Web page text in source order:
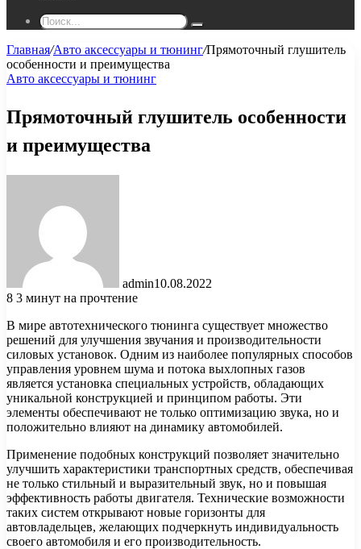
Поиск...
Главная/Авто аксессуары и тюнинг/Прямоточный глушитель
особенности и преимущества
Авто аксессуары и тюнинг
Прямоточный глушитель особенности
и преимущества
admin10.08.2022
8 3 минут на прочтение
В мире автотехнического тюнинга существует множество
решений для улучшения звучания и производительности
силовых установок. Одним из наиболее популярных способов
управления уровнем шума и потока выхлопных газов
является установка специальных устройств, обладающих
уникальной конструкцией и принципом работы. Эти
элементы обеспечивают не только оптимизацию звука, но и
положительно влияют на динамику автомобилей.
Применение подобных конструкций позволяет значительно
улучшить характеристики транспортных средств, обеспечивая
не только стильный и выразительный звук, но и повышая
эффективность работы двигателя. Технические возможности
таких систем открывают новые горизонты для
автовладельцев, желающих подчеркнуть индивидуальность
своего автомобиля и его производительность.